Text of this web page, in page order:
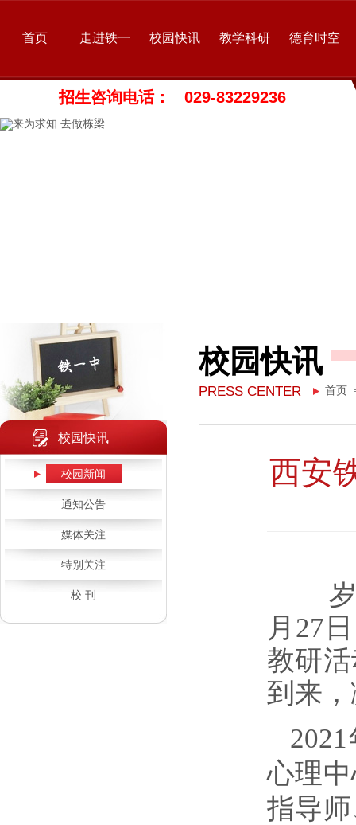
首页 走进铁一 校园快讯 教学科研 德育时空
招生咨询电话： 029-83229236
校园快讯
校园新闻
通知公告
媒体关注
特别关注
校 刊
校园快讯
PRESS CENTER 首页
西安
月27
教研
到来
心理
指导